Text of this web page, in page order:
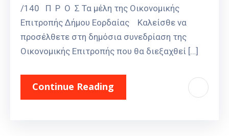
/140 Π Ρ Ο Σ Τα μέλη της Οικονομικής
Επιτροπής Δήμου Εορδαίας Καλείσθε να
προσέλθετε στη δημόσια συνεδρίαση της
Οικονομικής Επιτροπής που θα διεξαχθεί […]
Continue Reading